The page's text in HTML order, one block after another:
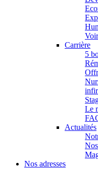
Carrière
5
Le
Actualités
Nos adresses